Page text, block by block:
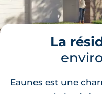
La
Eaunes est une